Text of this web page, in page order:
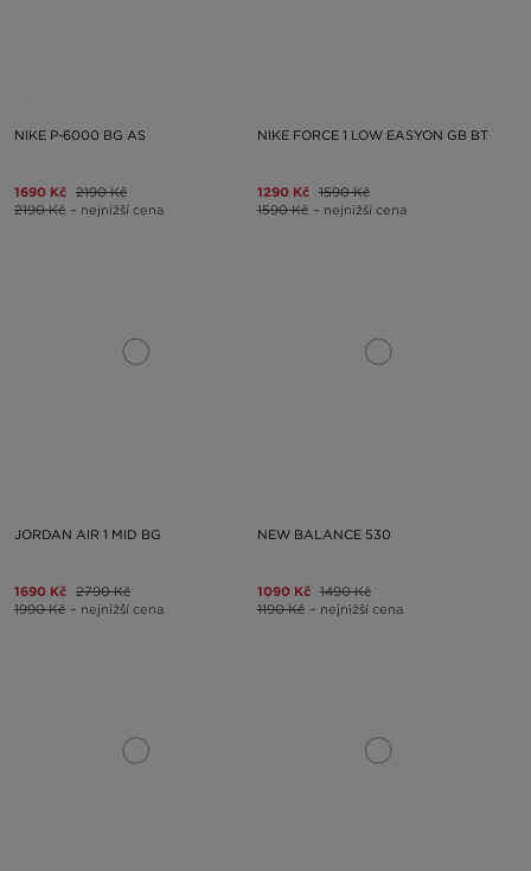
NIKE P-6000 BG AS
1690 Kč 2190 Kč
2190 Kč – nejnižší cena
NIKE FORCE 1 LOW EASYON GB BT
1290 Kč 1590 Kč
1590 Kč – nejnižší cena
JORDAN AIR 1 MID BG
1690 Kč 2790 Kč
1990 Kč – nejnižší cena
NEW BALANCE 530
1090 Kč 1490 Kč
1190 Kč – nejnižší cena